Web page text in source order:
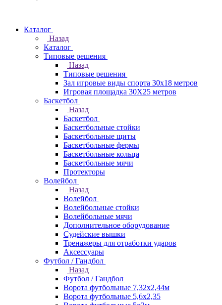
Каталог
Назад
Каталог
Типовые решения
Назад
Типовые решения
Зал игровые виды спорта 30x18 метров
Игровая площадка 30Х25 метров
Баскетбол
Назад
Баскетбол
Баскетбольные стойки
Баскетбольные щиты
Баскетбольные фермы
Баскетбольные кольца
Баскетбольные мячи
Протекторы
Волейбол
Назад
Волейбол
Волейбольные стойки
Волейбольные мячи
Дополнительное оборудование
Судейские вышки
Тренажеры для отработки ударов
Аксессуары
Футбол / Гандбол
Назад
Футбол / Гандбол
Ворота футбольные 7,32х2,44м
Ворота футбольные 5,6х2,35